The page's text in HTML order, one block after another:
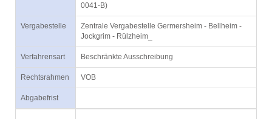
0041-B)
Vergabestelle
Zentrale Vergabestelle Germersheim - Bellheim -
Jockgrim - Rülzheim_
Verfahrensart Beschränkte Ausschreibung
Rechtsrahmen VOB
Abgabefrist